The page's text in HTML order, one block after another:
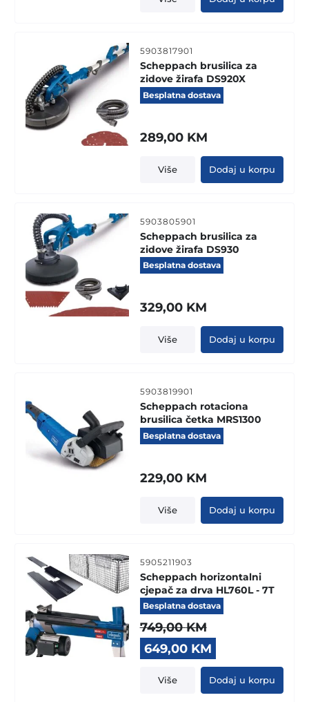
5903817901
Scheppach brusilica za
zidove žirafa DS920X
Besplatna dostava
289,00 KM
Više Dodaj u korpu
5903805901
Scheppach brusilica za
zidove žirafa DS930
Besplatna dostava
329,00 KM
Više Dodaj u korpu
5903819901
Scheppach rotaciona
brusilica četka MRS1300
Besplatna dostava
229,00 KM
Više Dodaj u korpu
5905211903
Scheppach horizontalni
cjepač za drva HL760L - 7T
Besplatna dostava
749,00KM
Original
price
was:
749,00 KM.
649,00 KM
price
is:
649,00 KM.
Više Dodaj u korpu